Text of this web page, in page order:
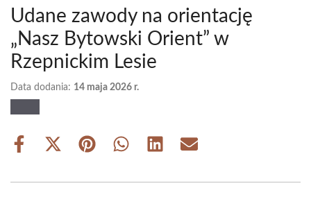
Udane zawody na orientację
„Nasz Bytowski Orient” w
Rzepnickim Lesie
Data dodania: 14 maja 2026 r.
Share
Share
(Twitter)
Share Share Share Share